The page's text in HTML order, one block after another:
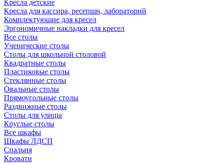
Кресла детские
Кресла для кассира, ресепшн, лабораторий
Комплектующие для кресел
Эргономичные накладки для кресел
Все столы
Ученические столы
Столы для школьной столовой
Квадратные столы
Пластиковые столы
Стеклянные столы
Овальные столы
Прямоугольные столы
Раздвижные столы
Столы для улицы
Круглые столы
Все шкафы
Шкафы ЛДСП
Спальня
Кровати